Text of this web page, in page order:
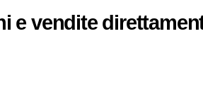
e vendite